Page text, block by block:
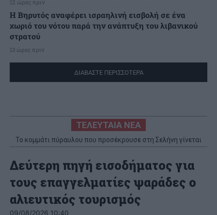
12 ώρες πριν
Η Βηρυτός αναφέρει ισραηλινή εισβολή σε ένα
χωριό του νότου παρά την ανάπτυξη του λιβανικού
στρατού
13 ώρες πριν
ΔΙΑΒΑΣΤΕ ΠΕΡΙΣΣΟΤΕΡΑ